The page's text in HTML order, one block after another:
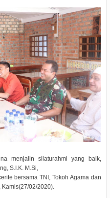
menjalin silaturahmi yang baik,
S.I.K. M.Si,
bersama TNI, Tokoh Agama dan
02/2020).